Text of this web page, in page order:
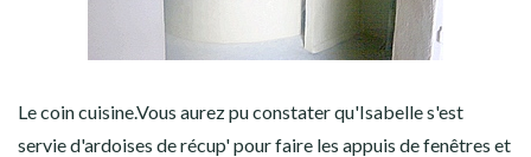
Le coin cuisine.Vous aurez pu constater qu'Isabelle s'est
servie d'ardoises de récup' pour faire les appuis de fenêtres et